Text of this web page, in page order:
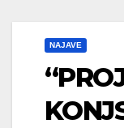
NAJAVE